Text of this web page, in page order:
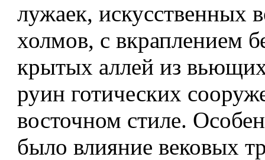
лужаек, искусственных
холмов, с вкраплением
крытых аллей из
руин готических
восточном стиле.
было влияние вековых